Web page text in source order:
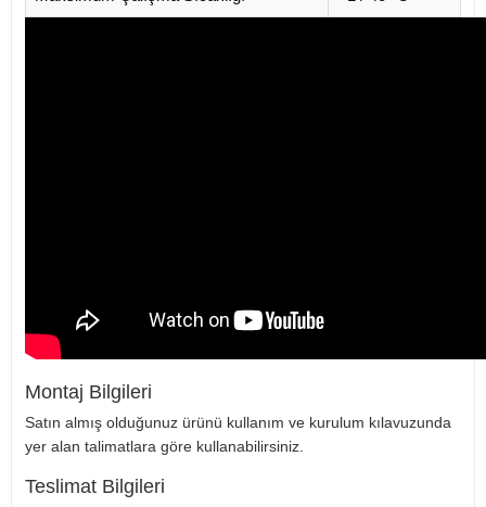
Montaj Bilgileri
Satın almış olduğunuz ürünü kullanım ve kurulum kılavuzunda
yer alan talimatlara göre kullanabilirsiniz.
Teslimat Bilgileri